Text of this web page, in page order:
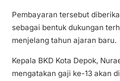
Pembayaran tersebut
sebagai bentuk dukungan
menjelang tahun ajaran baru.
Kepala BKD Kota Depok,
mengatakan gaji ke-13 akan